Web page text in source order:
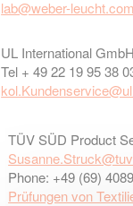
lab@weber-leucht.com
UL International
Tel + 49 22 19 95 38
TÜV SÜD Product
Phone: +49 (69)
Prüfungen von